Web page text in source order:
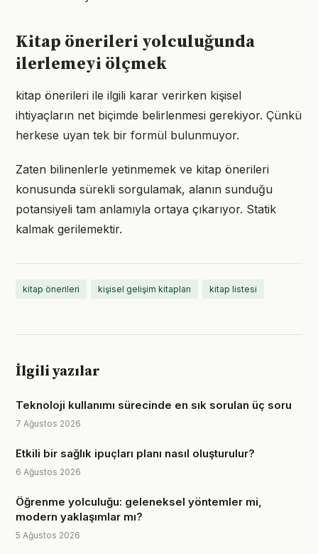
Kitap önerileri yolculuğunda
ilerlemeyi ölçmek
kitap önerileri ile ilgili karar verirken kişisel
ihtiyaçların net biçimde belirlenmesi gerekiyor. Çünkü
herkese uyan tek bir formül bulunmuyor.
Zaten bilinenlerle yetinmemek ve kitap önerileri
konusunda sürekli sorgulamak, alanın sunduğu
potansiyeli tam anlamıyla ortaya çıkarıyor. Statik
kalmak gerilemektir.
kitap önerileri kişisel gelişim kitapları kitap listesi
İlgili yazılar
Teknoloji kullanımı sürecinde en sık sorulan üç soru
7 Ağustos 2026
Etkili bir sağlık ipuçları planı nasıl oluşturulur?
6 Ağustos 2026
Öğrenme yolculuğu: geleneksel yöntemler mi,
modern yaklaşımlar mı?
5 Ağustos 2026